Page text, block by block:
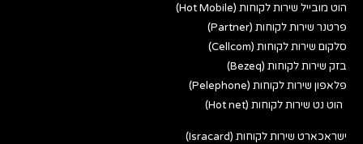
הוט מובייל שירות לקוחות (Hot Mobile)
פרטנר שירות לקוחות (Partner)
סלקום שירות לקוחות (Cellcom)
בזק שירות לקוחות (Bezeq)
פלאפון שירות לקוחות (Pelephone)
הוט נט שירות לקוחות (Hot net)
ישראכארט שירות לקוחות (Isracard)